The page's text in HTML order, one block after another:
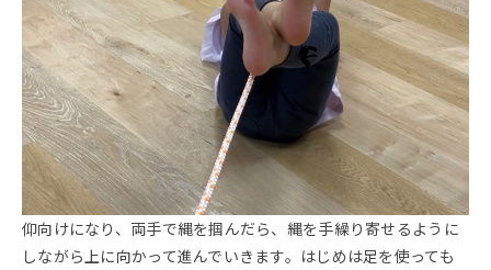
仰向けになり、両手で縄を掴んだら、縄を手繰り寄せるように
しながら上に向かって進んでいきます。はじめは足を使っても